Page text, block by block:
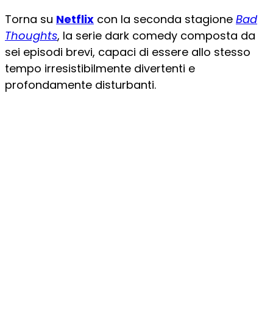
Torna su Netflix con la seconda stagione Bad
Thoughts, la serie dark comedy composta da
sei episodi brevi, capaci di essere allo stesso
tempo irresistibilmente divertenti e
profondamente disturbanti.